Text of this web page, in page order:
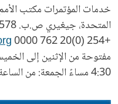
خدمات المؤتمرات مكتب
+254 (0)20 762 0000
4:30 مساءً الجمعة: من الساعة 8:00 صباحًا حتى 2:00 مساءً